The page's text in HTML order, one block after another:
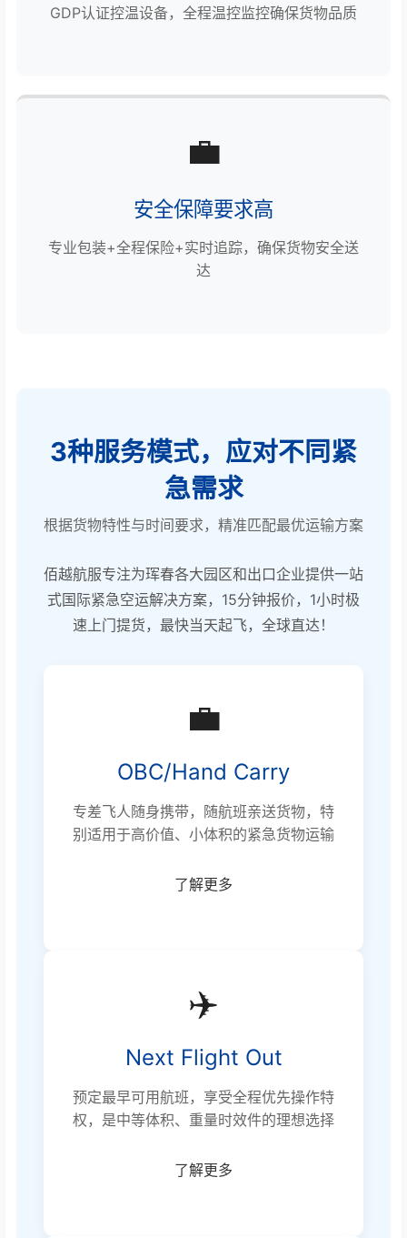
GDP认证控温设备，全程温控监控确保货物品质
💼
安全保障要求高
专业包装+全程保险+实时追踪，确保货物安全送
达
3种服务模式，应对不同紧
急需求
根据货物特性与时间要求，精准匹配最优运输方案
佰越航服专注为珲春各大园区和出口企业提供一站
式国际紧急空运解决方案，15分钟报价，1小时极
速上门提货，最快当天起飞，全球直达！
💼
OBC/Hand Carry
专差飞人随身携带，随航班亲送货物，特
别适用于高价值、小体积的紧急货物运输
了解更多
✈️
Next Flight Out
预定最早可用航班，享受全程优先操作特
权，是中等体积、重量时效件的理想选择
了解更多